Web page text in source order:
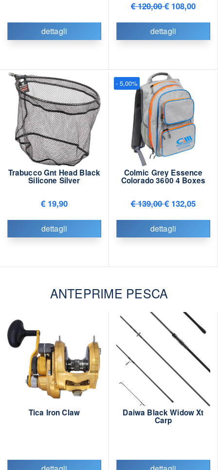
dettagli
€ 120,00€ 108,00
dettagli
Trabucco Gnt Head Black
Silicone Silver
€ 19,90
dettagli
Colmic Grey Essence
Colorado 3600 4 Boxes
€ 139,00€ 132,05
dettagli
- 5,00%
ANTEPRIME PESCA
Tica Iron Claw Daiwa Black Widow Xt
Carp